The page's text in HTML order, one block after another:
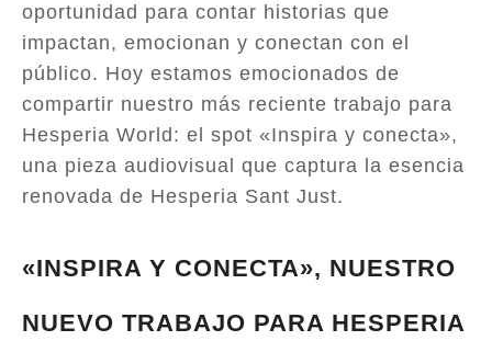
oportunidad para contar historias que
impactan, emocionan y conectan con el
público. Hoy estamos emocionados de
compartir nuestro más reciente trabajo para
Hesperia World: el spot «Inspira y conecta»,
una pieza audiovisual que captura la esencia
renovada de Hesperia Sant Just.
«INSPIRA Y CONECTA», NUESTRO
NUEVO TRABAJO PARA HESPERIA